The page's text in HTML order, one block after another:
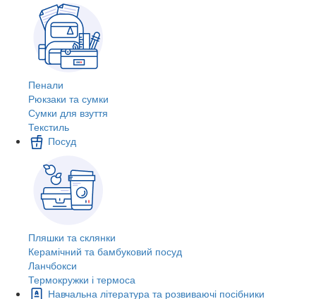
Пенали
Рюкзаки та сумки
Сумки для взуття
Текстиль
Посуд
Пляшки та склянки
Керамічний та бамбуковий посуд
Ланчбокси
Термокружки і термоса
Навчальна література та розвиваючі посібники